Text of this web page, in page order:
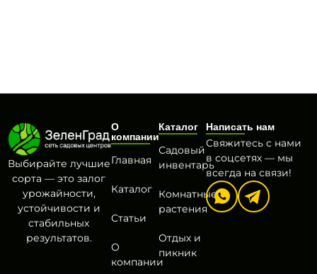
Выбирайте лучшие
сорта — это залог
урожайности,
устойчивости и
стабильных
результатов.
О
компании
Главная
Каталог
Статьи
О
компании
Каталог
Садовый
инвентарь
Комнатные
растения
Отдых и
пикник
Написать нам
Свяжитесь с нами
в соцсетях — мы
всегда на связи!